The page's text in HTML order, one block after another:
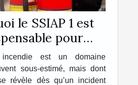
le SSIAP 1 est
pour
dans la sécurité
?
est un domaine
sous-estimé, mais dont
révèle dès qu’un incident